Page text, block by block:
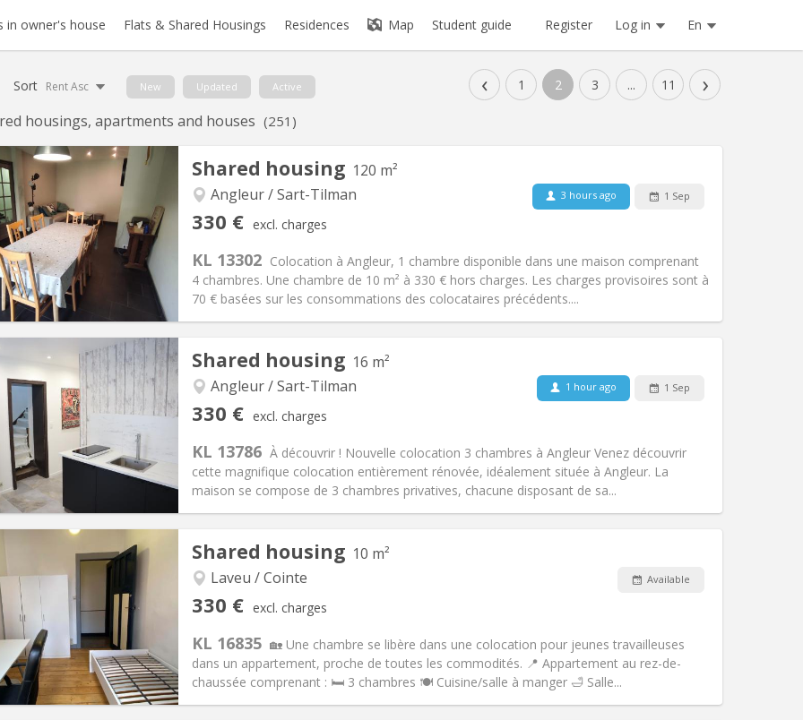
in owner's house Flats & Shared Housings Residences Map Student guide Register Log in En
‹ 1 2 3 ... 11 ›
Sort Rent Asc New Updated Active
housings, apartments and houses (251)
Shared housing 120 m²
Angleur / Sart-Tilman
330 € excl. charges
3 hours ago 1 Sep
KL 13302 Colocation à Angleur, 1 chambre disponible dans une maison comprenant
4 chambres. Une chambre de 10 m² à 330 € hors charges. Les charges provisoires sont à
70 € basées sur les consommations des colocataires précédents....
Info
€
70 €
12 months
Allowed
Arrangement
Bathroom:Shared bathroom
Kitchen:
Surface:120 m2
Private rooms:1
Other
Access for disabled:No
Shared housing 16 m²
Angleur / Sart-Tilman
330 € excl. charges
1 hour ago 1 Sep
KL 13786 À découvrir ! Nouvelle colocation 3 chambres à Angleur Venez découvrir
cette magnifique colocation entièrement rénovée, idéalement située à Angleur. La
maison se compose de 3 chambres privatives, chacune disposant de sa...
Info
€
150 €
12 months
Allowed
Kitchen: Shared kitchen
Surface:16 m2
Shared housing 10 m²
Laveu / Cointe
330 € excl. charges
Available
KL 16835 🏡 Une chambre se libère dans une colocation pour jeunes travailleuses
dans un appartement, proche de toutes les commodités. 📍 Appartement au rez-de-
chaussée comprenant : 🛏️ 3 chambres 🍽️ Cuisine/salle à manger 🛁 Salle...